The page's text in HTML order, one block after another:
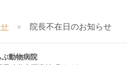
院長不在日のお知らせ
ぶ動物病院